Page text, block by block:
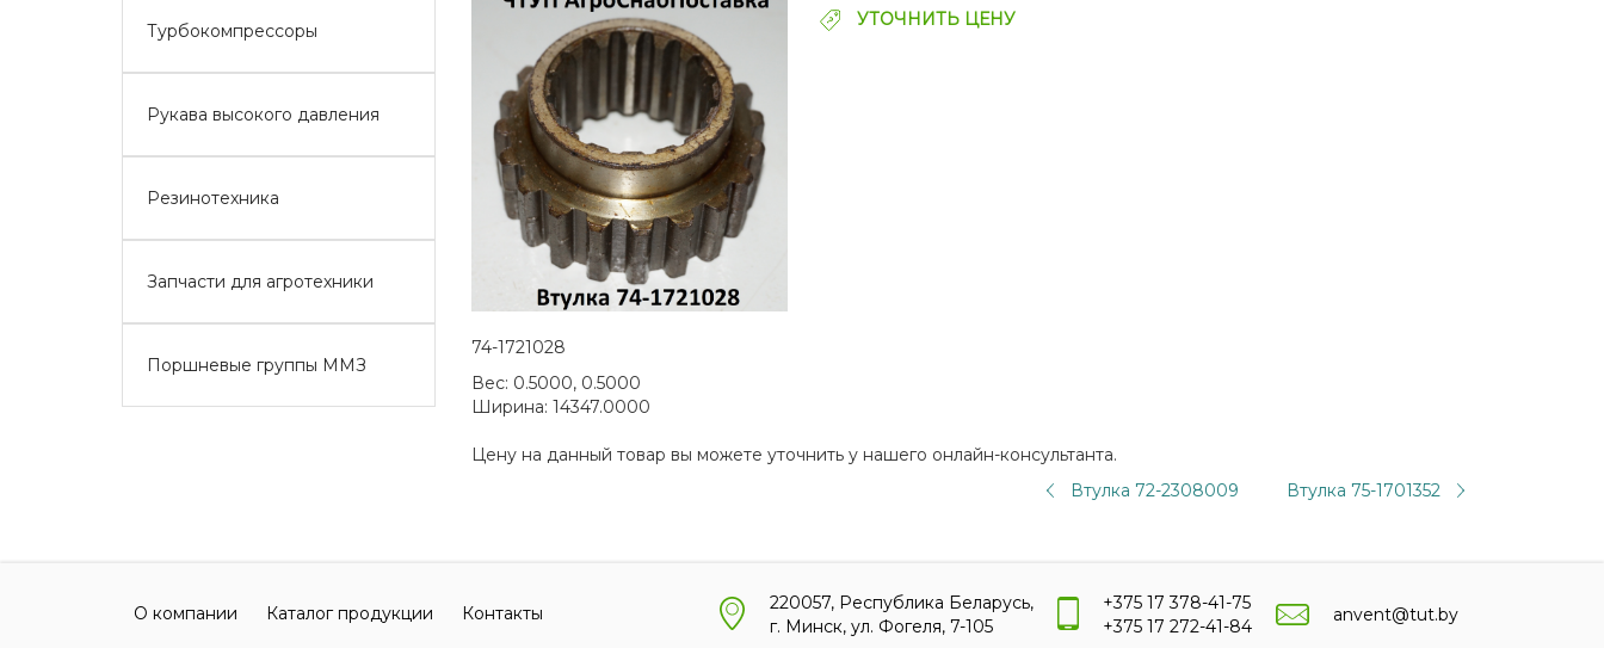
Турбокомпрессоры
Рукава высокого давления
Резинотехника
Запчасти для агротехники
Поршневые группы ММЗ
УТОЧНИТЬ ЦЕНУ
74-1721028
Вес: 0.5000, 0.5000
Ширина: 14347.0000
Цену на данный товар вы можете уточнить у нашего онлайн-консультанта.
Втулка 72-2308009
Втулка 75-1701352
О компании Каталог продукции Контакты
220057, Республика Беларусь,
г. Минск, ул. Фогеля, 7-105
+375 17 378-41-75
+375 17 272-41-84
anvent@tut.by